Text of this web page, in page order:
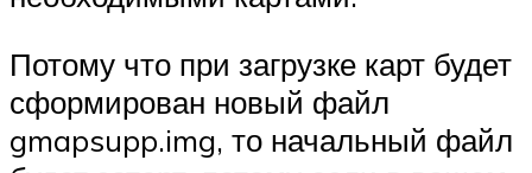
Потому что при загрузке карт будет
сформирован новый файл
gmapsupp.img, то начальный файл